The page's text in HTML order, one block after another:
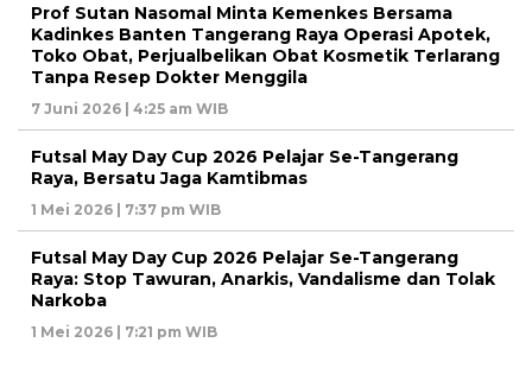
Prof Sutan Nasomal Minta Kemenkes Bersama
Kadinkes Banten Tangerang Raya Operasi Apotek,
Toko Obat, Perjualbelikan Obat Kosmetik Terlarang
Tanpa Resep Dokter Menggila
7 Juni 2026 | 4:25 am WIB
Futsal May Day Cup 2026 Pelajar Se-Tangerang
Raya, Bersatu Jaga Kamtibmas
1 Mei 2026 | 7:37 pm WIB
Futsal May Day Cup 2026 Pelajar Se-Tangerang
Raya: Stop Tawuran, Anarkis, Vandalisme dan Tolak
Narkoba
1 Mei 2026 | 7:21 pm WIB